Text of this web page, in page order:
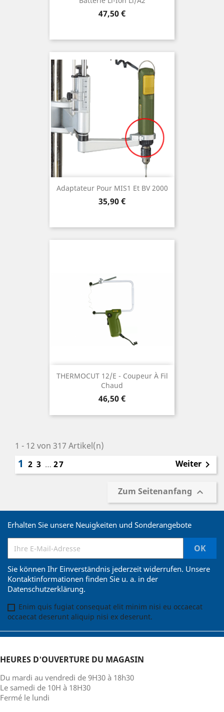
Preis
47,50 €
Adaptateur Pour MIS1 Et BV 2000
Preis
35,90 €
THERMOCUT 12/E - Coupeur À Fil
Chaud
Preis
46,50 €
1 - 12 von 317 Artikel(n)
1 2 3 … 27 Weiter 
Zum Seitenanfang 
Erhalten Sie unsere Neuigkeiten und Sonderangebote
Sie können Ihr Einverständnis jederzeit widerrufen. Unsere
Kontaktinformationen finden Sie u. a. in der
Datenschutzerklärung.
Enim quis fugiat consequat elit minim nisi eu occaecat
occaecat deserunt aliquip nisi ex deserunt.
HEURES D'OUVERTURE DU MAGASIN
Du mardi au vendredi de 9H30 à 18h30
Le samedi de 10H à 18H30
Fermé le lundi